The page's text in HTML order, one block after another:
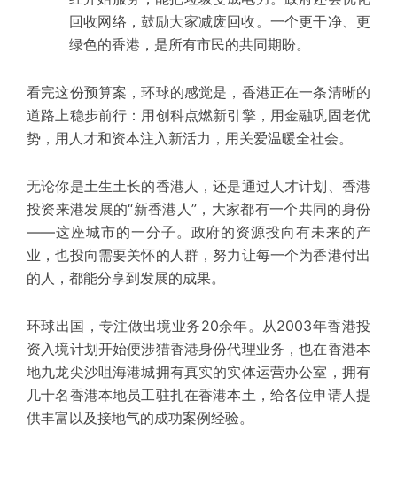
回收网络，鼓励大家减废回收。一个更干净、更
绿色的香港，是所有市民的共同期盼。
看完这份预算案，环球的感觉是，香港正在一条清晰的
道路上稳步前行：用创科点燃新引擎，用金融巩固老优
势，用人才和资本注入新活力，用关爱温暖全社会。
无论你是土生土长的香港人，还是通过人才计划、香港
投资来港发展的“新香港人”，大家都有一个共同的身份
——这座城市的一分子。政府的资源投向有未来的产
业，也投向需要关怀的人群，努力让每一个为香港付出
的人，都能分享到发展的成果。
环球出国，专注做出境业务20余年。从2003年香港投
资入境计划开始便涉猎香港身份代理业务，也在香港本
地九龙尖沙咀海港城拥有真实的实体运营办公室，拥有
几十名香港本地员工驻扎在香港本土，给各位申请人提
供丰富以及接地气的成功案例经验。